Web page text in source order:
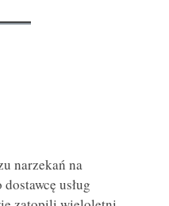
narzekań na
usług